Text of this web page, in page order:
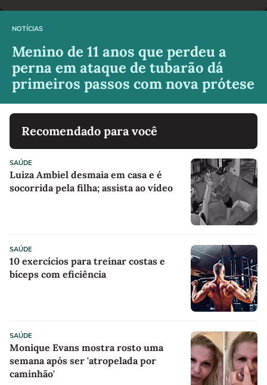
NOTÍCIAS
Menino de 11 anos que perdeu a
perna em ataque de tubarão dá
primeiros passos com nova prótese
Recomendado para você
SAÚDE
Luiza Ambiel desmaia em casa e é
socorrida pela filha; assista ao vídeo
SAÚDE
10 exercícios para treinar costas e
bíceps com eficiência
SAÚDE
Monique Evans mostra rosto uma
semana após ser 'atropelada por
caminhão'